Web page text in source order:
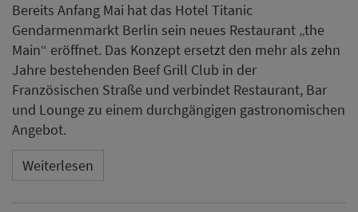
Bereits Anfang Mai hat das Hotel Titanic
Gendarmenmarkt Berlin sein neues Restaurant „the
Main“ eröffnet. Das Konzept ersetzt den mehr als zehn
Jahre bestehenden Beef Grill Club in der
Französischen Straße und verbindet Restaurant, Bar
und Lounge zu einem durchgängigen gastronomischen
Angebot.
Weiterlesen